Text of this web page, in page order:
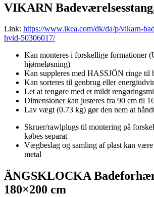
VIKARN
Link: https://www.ikea.com/dk/da/p/vikarn-
hvid-50306017/
Kan monteres i forskellige formationer
hjørneløsning)
Kan suppleres med HASSJÖN ringe til
Kan sorteres til genbrug eller
Let at rengøre med et mildt
Dimensioner kan justeres fra 90 cm til
Lav vægt (0.73 kg) gør den nem at
Skruer/rawlplugs til montering på
købes separat
Vægbeslag og samling af plast kan
metal
ÄNGSKLOCKA
180×200 cm